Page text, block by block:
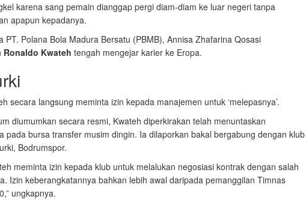
karena sang pemain dianggap pergi diam-diam ke luar negeri tanpa
apapun kepadanya.
PT. Polana Bola Madura Bersatu (PBMB), Annisa Zhafarina Qosasi
Ronaldo Kwateh tengah mengejar karier ke Eropa.
secara langsung meminta izin kepada manajemen untuk ‘melepasnya’.
diumumkan secara resmi, Kwateh diperkirakan telah menuntaskan
pada bursa transfer musim dingin. Ia dilaporkan bakal bergabung dengan klub
Bodrumspor.
meminta izin kepada klub untuk melalukan negosiasi kontrak dengan salah
Izin keberangkatannya bahkan lebih awal daripada pemanggilan Timnas
ungkapnya.